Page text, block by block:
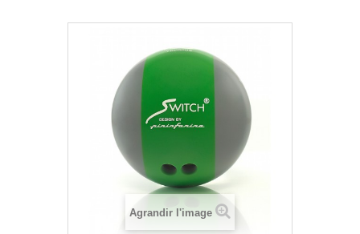
Agrandir l'image